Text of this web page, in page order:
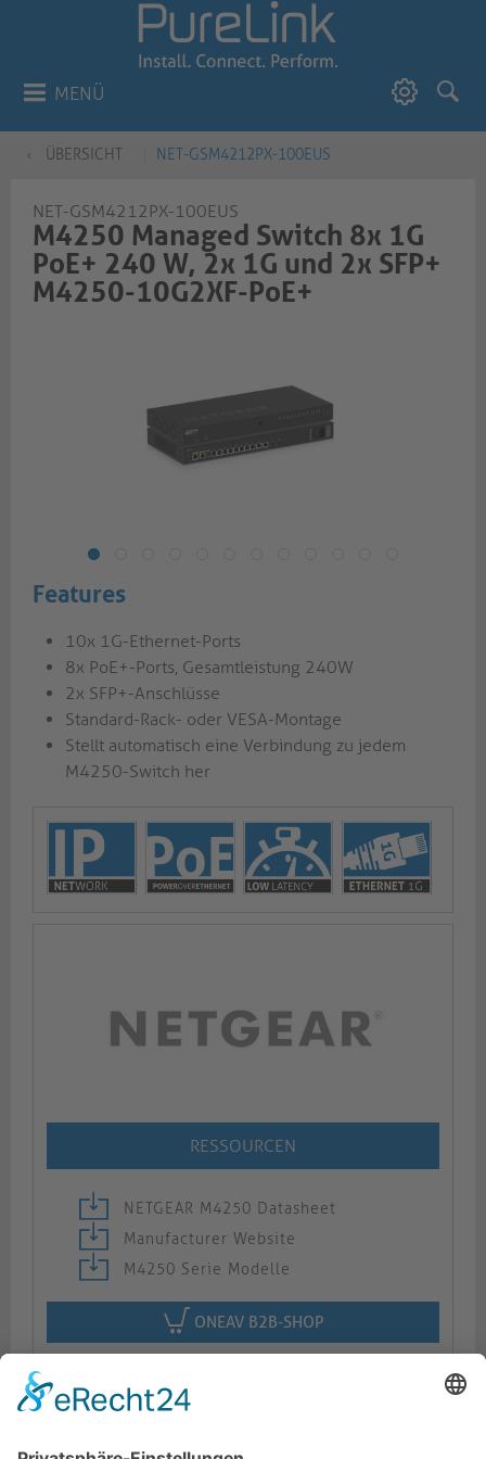
MENÜ
ÜBERSICHT NET-GSM4212PX-100EUS
NET-GSM4212PX-100EUS
M4250 Managed Switch 8x 1G
PoE+ 240 W, 2x 1G und 2x SFP+
M4250-10G2XF-PoE+
Features
10x 1G-Ethernet-Ports
8x PoE+-Ports, Gesamtleistung 240W
2x SFP+-Anschlüsse
Standard-Rack- oder VESA-Montage
Stellt automatisch eine Verbindung zu jedem
M4250-Switch her
RESSOURCEN
NETGEAR M4250 Datasheet
Manufacturer Website
M4250 Serie Modelle
ONEAV B2B-SHOP
Beschreibung